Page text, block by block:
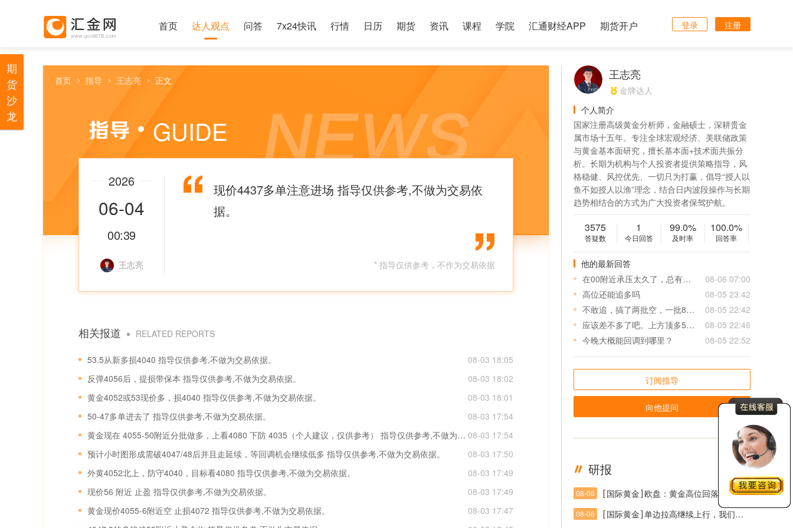
首页 达人观点 问答 7x24快讯 行情 日历 期货 资讯 课程 学院 汇通财经APP 期货开户 登录 注册
首页 指导 王志亮 正文
GUIDE
2026
06-04
00:39
王志亮
现价4437多单注意进场 指导仅供参考,不做为交易依
据。
* 指导仅供参考，不作为交易依据
相关报道 RELATED REPORTS
53.5从新多损4040 指导仅供参考,不做为交易依据。
08-03 18:05
反弹4056后，提损带保本 指导仅供参考,不做为交易依据。
08-03 18:02
黄金4052或53现价多，损4040 指导仅供参考,不做为交易依据。
08-03 18:01
50-47多单进去了 指导仅供参考,不做为交易依据。
08-03 17:54
黄金现在 4055-50附近分批做多，上看4080 下防 4035（个人建议，仅供参考） 指导仅供参考,不做为交易依据。 08-03 17:54
预计小时图形成需破4047/48后并且走延续，等回调机会继续低多 指导仅供参考,不做为交易依据。
08-03 17:50
外黄4052北上，防守4040，目标看4080 指导仅供参考,不做为交易依据。
08-03 17:49
现价56 附近 止盈 指导仅供参考,不做为交易依据。
08-03 17:49
黄金现价4055-6附近空 止损4072 指导仅供参考,不做为交易依据。
08-03 17:47
王志亮
金牌达人
个人简介
国家注册高级黄金分析师，金融硕士，深耕贵金
属市场十五年。专注全球宏观经济、美联储政策
与黄金基本面研究，擅长基本面+技术面共振分
析。长期为机构与个人投资者提供策略指导，风
格稳健、风控优先、一切只为打赢，倡导“授人以
鱼不如授人以渔”理念，结合日内波段操作与长期
趋势相结合的方式为广大投资者保驾护航。
3575
答疑数
1
今日回答
99.0%
及时率
100.0%
回答率
他的最新回答
在00附近承压太久了，总有一天会爆发的，后期近几天什么看法？
08-06 07:00
高位还能追多吗
08-05 23:42
不敢追，搞了两批空，一批80/90/00小亏出，二批10/20/30等会回调看看出吧，小亏也得出，太猛了
08-05 22:42
应该差不多了吧。上方顶多50/60？
08-05 22:46
今晚大概能回调到哪里？
08-05 22:52
订阅指导
向他提问
研报 更多
08-06 [国际黄金]欧盘：黄金高位回落开启？4250成短线多空分水岭
08-06 [国际黄金]单边拉高继续上行，我们连续40+收米行情
期
货
沙
龙